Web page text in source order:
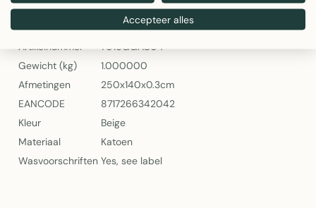
Specificaties
Artikelnummer
7016GGAC04
Gewicht (kg)
1.000000
Afmetingen
250x140x0.3cm
EANCODE
8717266342042
Kleur
Beige
Materiaal
Katoen
Wasvoorschriften Yes, see label
Accepteer alles